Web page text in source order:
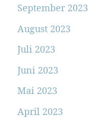
September 2023
August 2023
Juli 2023
Juni 2023
Mai 2023
April 2023